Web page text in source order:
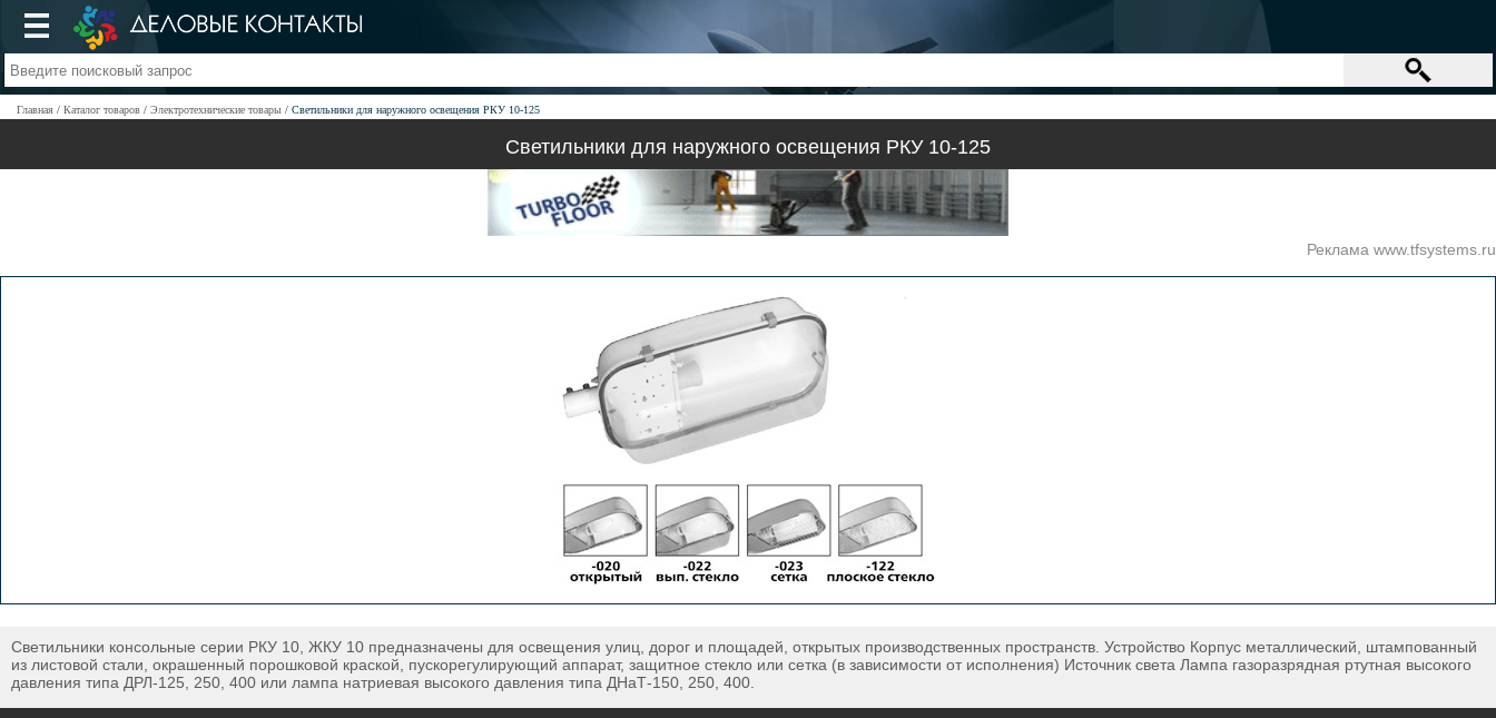
Главная Каталог товаров Электротехнические товары Светильники для наружного освещения РКУ 10-125
Светильники для наружного освещения РКУ 10-125
Реклама www.tfsystems.ru
Светильники консольные серии РКУ 10, ЖКУ 10 предназначены для освещения улиц, дорог и площадей, открытых производственных пространств. Устройство Корпус металлический, штампованный
из листовой стали, окрашенный порошковой краской, пускорегулирующий аппарат, защитное стекло или сетка (в зависимости от исполнения) Источник света Лампа газоразрядная ртутная высокого
давления типа ДРЛ-125, 250, 400 или лампа натриевая высокого давления типа ДНаТ-150, 250, 400.